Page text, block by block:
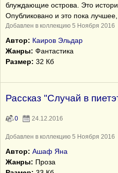
блуждающие острова. Это
Опубликовано и это пока
Добавлен в коллекцию 5 Ноября 2016
Автор: Каиров Эльдар
Жанры: Фантастика
Размер: 32 Кб
Рассказ "Случай в
0 24.12.2016
Добавлен в коллекцию 5 Ноября 2016
Автор: Ашаф Яна
Жанры: Проза